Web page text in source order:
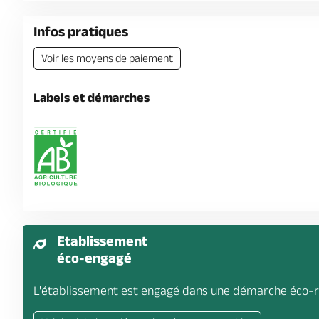
Infos pratiques
Voir les moyens de paiement
Labels et démarches
Etablissement
éco-engagé
L'établissement est engagé dans une démarche éco-